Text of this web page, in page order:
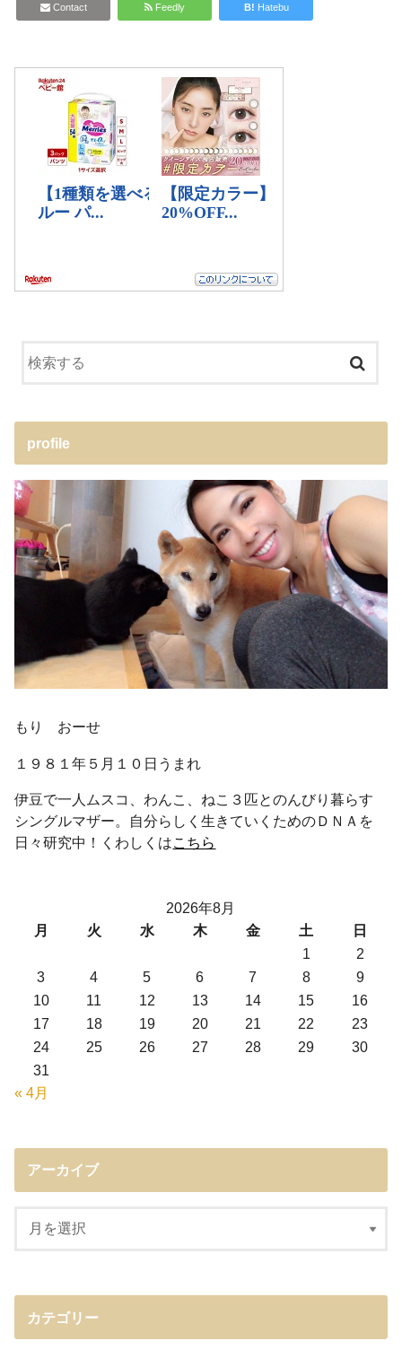
Contact Feedly B! Hatebu
profile
もり おーせ
１９８１年５月１０日うまれ
伊豆で一人ムスコ、わんこ、ねこ３匹とのんびり暮らす
シングルマザー。自分らしく生きていくためのＤＮＡを
日々研究中！くわしくはこちら
2026年8月
月
火 水 木 金 土
日
1
2
3
4 5 6 7 8
9
10
11 12 13 14 15
16
17
18 19 20 21 22
23
24
25 26 27 28 29
30
31
« 4月
アーカイブ
カテゴリー